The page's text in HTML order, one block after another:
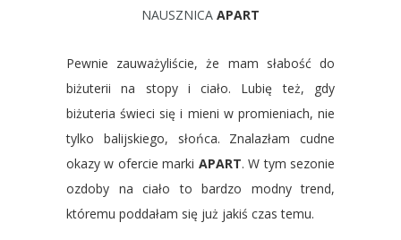
NAUSZNICA APART
Pewnie zauważyliście, że mam słabość do
biżuterii na stopy i ciało. Lubię też, gdy
biżuteria świeci się i mieni w promieniach, nie
tylko balijskiego, słońca. Znalazłam cudne
okazy w ofercie marki APART. W tym sezonie
ozdoby na ciało to bardzo modny trend,
któremu poddałam się już jakiś czas temu.